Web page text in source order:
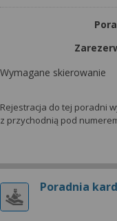
Wymagane skierowanie
Rejestracja do tej poradni
z przychodnią pod
Poradnia